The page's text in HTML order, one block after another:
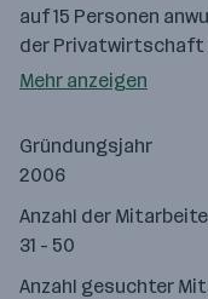
auf 15 Personen
der Privatwirtschaft
Mehr anzeigen
Gründungsjahr
2006
Anzahl der
31 - 50
Anzahl gesuchter